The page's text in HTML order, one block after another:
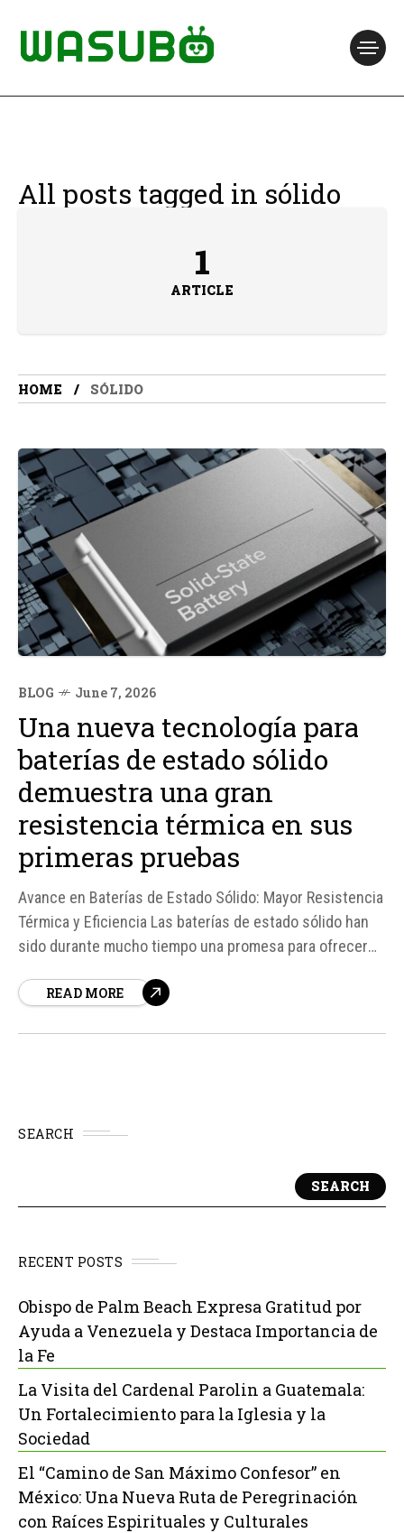
All posts tagged in sólido
1
ARTICLE
HOME SÓLIDO
BLOG June 7, 2026
Una nueva tecnología para
baterías de estado sólido
demuestra una gran
resistencia térmica en sus
primeras pruebas
Avance en Baterías de Estado Sólido: Mayor Resistencia
Térmica y Eficiencia Las baterías de estado sólido han
sido durante mucho tiempo una promesa para ofrecer
iones de litio tradicionales. Un equipo de la Universidad
READ MORE
SEARCH
SEARCH
RECENT POSTS
Obispo de Palm Beach Expresa Gratitud por
Ayuda a Venezuela y Destaca Importancia de
la Fe
La Visita del Cardenal Parolin a Guatemala:
Un Fortalecimiento para la Iglesia y la
Sociedad
El “Camino de San Máximo Confesor” en
México: Una Nueva Ruta de Peregrinación
con Raíces Espirituales y Culturales